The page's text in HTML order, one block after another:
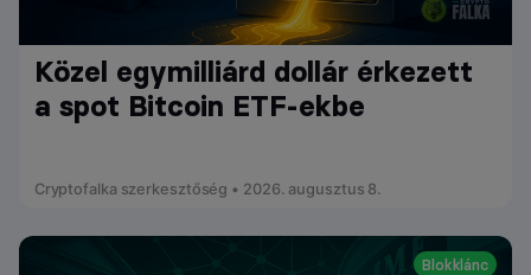
Közel egymilliárd dollár érkezett
a spot Bitcoin ETF-ekbe
Cryptofalka szerkesztőség • 2026. augusztus 8.
Blokklánc